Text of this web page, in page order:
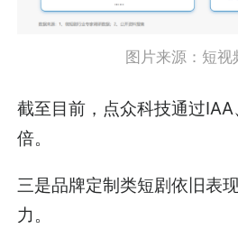
图片来源：短视
截至目前，点众科技通过
倍。
三是品牌定制类短剧依旧表
力。